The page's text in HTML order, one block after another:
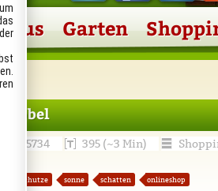
Garten
5734 395 (~3 Min)
sonnenschutze sonne schatten
onlineshop